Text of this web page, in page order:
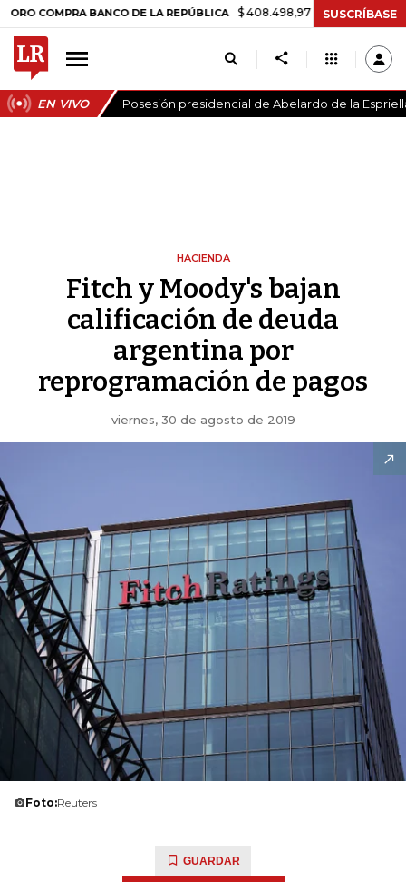
BANCO DE LA REPÚBLICA $ 408.498,97 +$ 8.753,81 +2,19%
SUSCRÍBASE
EN VIVO Posesión presidencial de Abelardo de la
HACIENDA
Fitch y Moody's bajan
calificación de deuda
argentina por
reprogramación de pagos
viernes, 30 de agosto de 2019
Foto:Reuters
GUARDAR